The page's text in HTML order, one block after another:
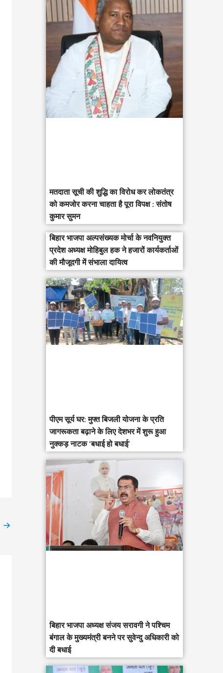
→
मतदाता सूची की शुद्धि का विरोध कर लोकतंत्र
को कमजोर करना चाहता है पूरा विपक्ष : संतोष
कुमार सुमन
बिहार भाजपा अल्पसंख्यक मोर्चा के नवनियुक्त
प्रदेश अध्यक्ष मोहिबुल हक ने हजारों कार्यकर्ताओं
की मौजूदगी में संभाला दायित्व
पीएम सूर्य घर: मुफ्त बिजली योजना के प्रति
जागरूकता बढ़ाने के लिए देशभर में शुरू हुआ
नुक्कड़ नाटक ‘बधाई हो बधाई’
‎बिहार भाजपा अध्यक्ष संजय सरावगी ने पश्चिम
बंगाल के मुख्यमंत्री बनने पर सुवेन्दु अधिकारी को
दी बधाई